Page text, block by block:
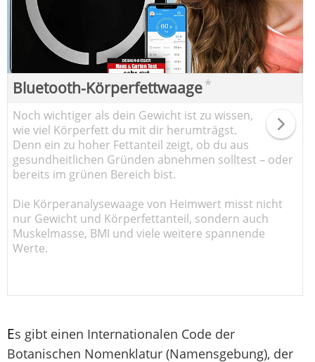
Bluetooth-Körperfettwaage*
Noch wichtiger als dein Gewicht ist zu wissen,
wie viel Körperfett du mit dir herumträgst.
Denn ein zu hoher Fettanteil zeigt, ob du aus
gesundheitlichen Gründen abnehmen solltest – oder
bereits im grünen Bereich bist.
Die Körperanalysewaage von Heimwert misst nicht
nur Gewicht und Körperfettanteil, sondern auch
Muskelmasse, BMI und viele weitere spannende
Werte.
Es gibt einen Internationalen Code der
Botanischen Nomenklatur (Namensgebung), der